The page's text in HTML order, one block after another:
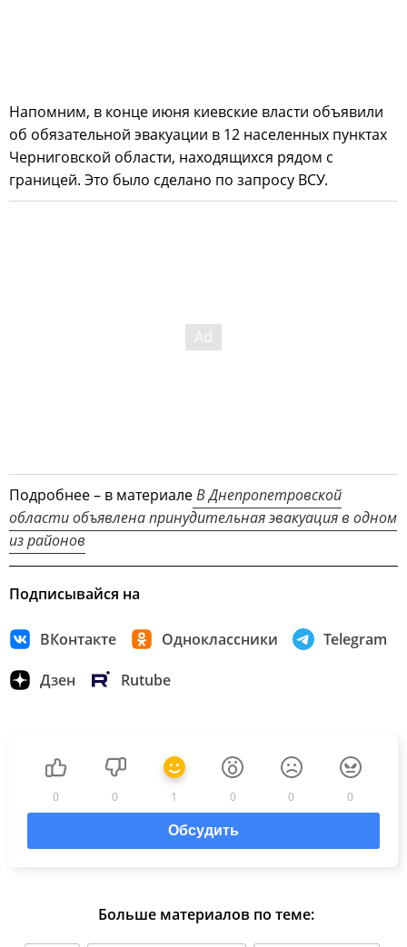
Напомним, в конце июня киевские власти объявили
об обязательной эвакуации в 12 населенных пунктах
Черниговской области, находящихся рядом с
границей. Это было сделано по запросу ВСУ.
Подробнее – в материалеВ Днепропетровской
области объявлена принудительная эвакуация в одном
из районов
Подписывайся на
ВКонтакте Одноклассники Telegram
Дзен Rutube
0 0 1 0 0 0
Обсудить
Больше материалов по теме: